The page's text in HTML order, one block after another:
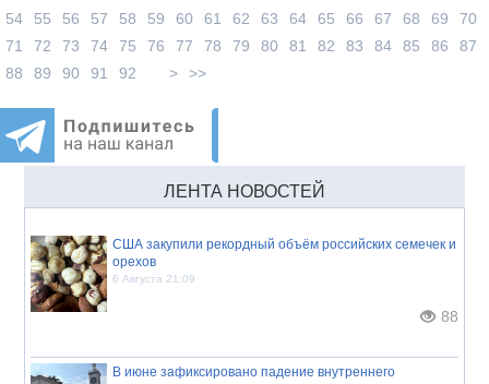
54
55 56 57 58 59 60 61 62 63 64 65 66 67 68 69
70
71
72 73 74 75 76 77 78 79 80 81 82 83 84 85 86
87
88
89 90 91 92 > >>
ЛЕНТА НОВОСТЕЙ
США закупили рекордный объём российских семечек и
орехов
6 Августа 21:09
88
В июне зафиксировано падение внутреннего